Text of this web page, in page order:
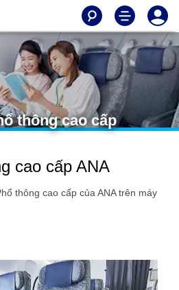
thông cao cấp
cao cấp ANA
thông cao cấp của ANA trên máy